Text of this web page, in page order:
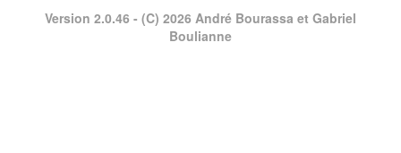
Version 2.0.46 - (C) 2026 André Bourassa et Gabriel
Boulianne